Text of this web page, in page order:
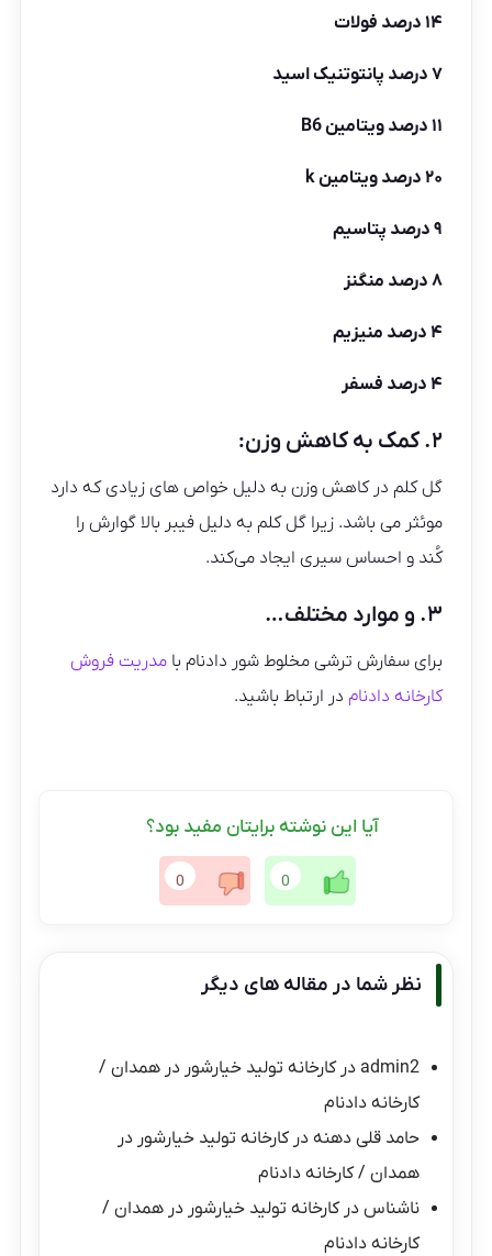
۱۴ درصد فولات
۷ درصد پانتوتنیک اسید
۱۱ درصد ویتامین B6
۲۰ درصد ویتامین k
۹ درصد پتاسیم
۸ درصد منگنز
۴ درصد منیزیم
۴ درصد فسفر
۲. کمک به کاهش وزن:
گل کلم در کاهش وزن به دلیل خواص های زیادی که دارد
موئثر می باشد. زیرا گل کلم به دلیل فیبر بالا گوارش را
کُند و احساس سیری ایجاد می‌کند.
۳. و موارد مختلف…
برای سفارش ترشی مخلوط شور دادنام بامدریت فروش
کارخانه دادنام در ارتباط باشید.
آیا این نوشته برایتان مفید بود؟
0
0
نظر شما در مقاله های دیگر
admin2 درکارخانه تولید خیارشور در همدان /
کارخانه دادنام
حامد قلی دهنه درکارخانه تولید خیارشور در
همدان / کارخانه دادنام
ناشناس درکارخانه تولید خیارشور در همدان /
کارخانه دادنام